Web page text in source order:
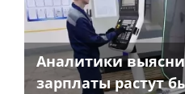
Аналитики
зарплаты растут